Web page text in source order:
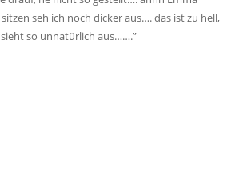
seh ich noch dicker aus…. das ist zu hell,
so unnatürlich aus…….”